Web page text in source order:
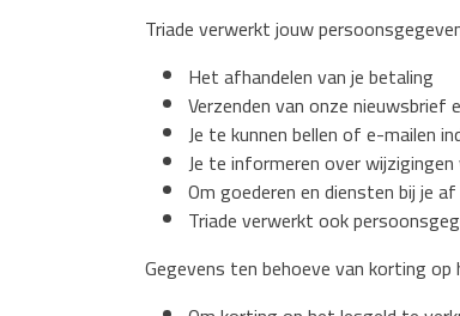
Triade verwerkt jouw
Het afhandelen van je betaling
Verzenden van onze
Je te kunnen bellen of e-mailen
Je te informeren over
Om goederen en diensten bij je
Triade verwerkt ook
Gegevens ten behoeve van korting op